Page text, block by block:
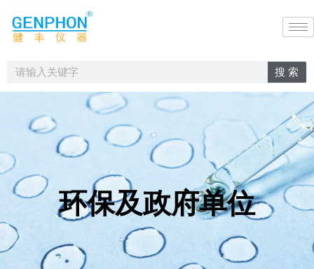
搜 索
环保及政府单位